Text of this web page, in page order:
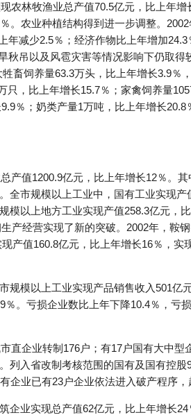
农林牧渔业总产值70.5亿元，比上年
。农业种植结构得到进一步调整。
年减少2.5％；经济作物比上年增加
秋吊以及风雹灾害等情况影响下仍取
畜饲养量63.3万头，比上年增长3.9％
只，比上年增长15.7％；家禽饲养量
％；奶类产量1万吨，比上年增长
产值1200.9亿元，比上年增长12％。
全市规模以上工业中，国有工业实现
模以上地方工业实现产值258.3亿元，
产经营实现了新的突破。2002年，鞍
产值160.8亿元，比上年增长16％，
规模以上工业实现产品销售收入501亿
％。亏损企业数比上年下降10.4％，亏
直企业转制176户；有17户国有大中
列入省改制考核范围的国有及国有控
企业已有23户企业依法进入破产程序，
企业实现总产值62亿元，比上年增长